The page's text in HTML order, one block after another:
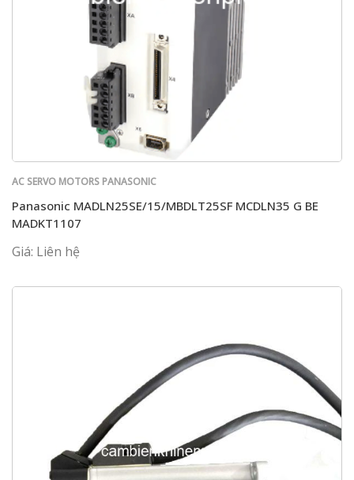
AC SERVO MOTORS PANASONIC
Panasonic MADLN25SE/15/MBDLT25SF MCDLN35 G BE
MADKT1107
Giá: Liên hệ